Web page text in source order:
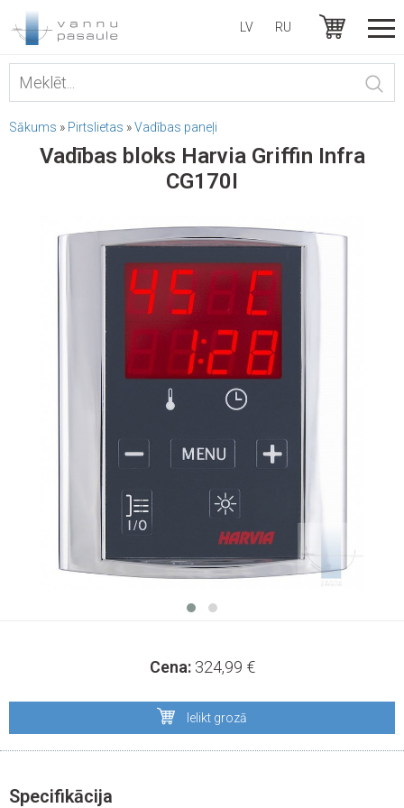
LV RU
Sākums » Pirtslietas »Vadības paneļi
Vadības bloks Harvia Griffin Infra
CG170I
Cena: 324,99 €
Ielikt grozā
Specifikācija